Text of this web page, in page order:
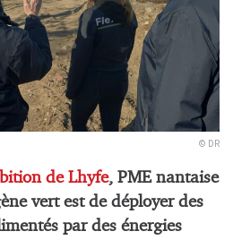
© DR
de Lhyfe, PME nantaise
vert est de déployer des
par des énergies